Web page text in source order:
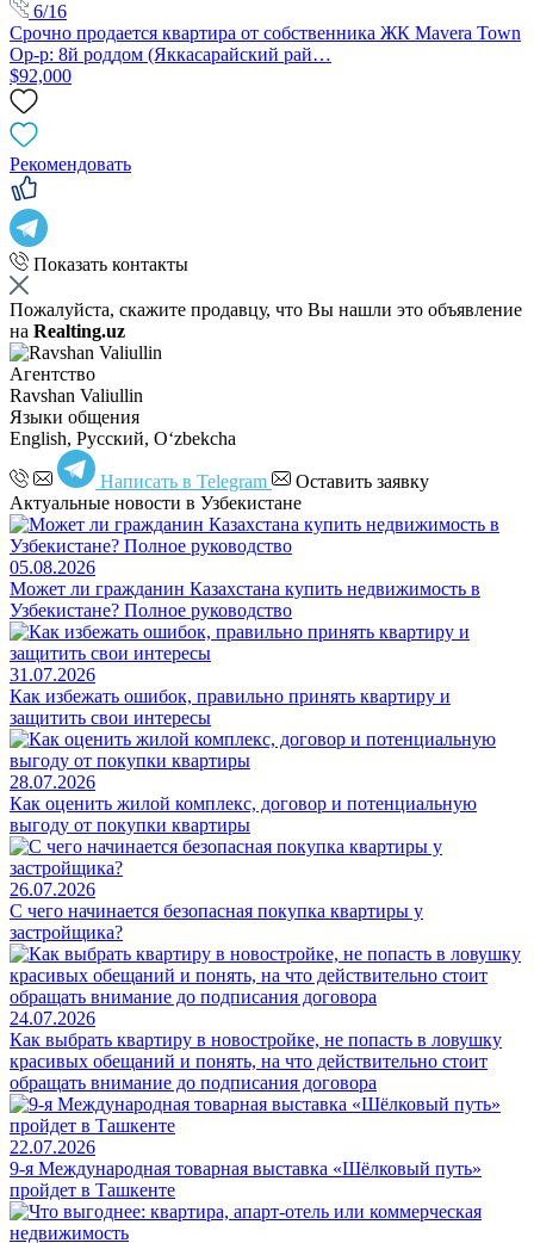
6/16
Срочно продается квартира от собственника ЖК Mavera Town
Ор-р: 8й роддом (Яккасарайский рай…
$92,000
Рекомендовать
Показать контакты
Пожалуйста, скажите продавцу, что Вы нашли это объявление
на Realting.uz
Агентство
Ravshan Valiullin
Языки общения
English, Русский, Oʻzbekcha
Написать в Telegram
Оставить заявку
Актуальные новости в Узбекистане
05.08.2026
Может ли гражданин Казахстана купить недвижимость в
Узбекистане? Полное руководство
31.07.2026
Как избежать ошибок, правильно принять квартиру и
защитить свои интересы
28.07.2026
Как оценить жилой комплекс, договор и потенциальную
выгоду от покупки квартиры
26.07.2026
С чего начинается безопасная покупка квартиры у
застройщика?
24.07.2026
Как выбрать квартиру в новостройке, не попасть в ловушку
красивых обещаний и понять, на что действительно стоит
обращать внимание до подписания договора
22.07.2026
9-я Международная товарная выставка «Шёлковый путь»
пройдет в Ташкенте